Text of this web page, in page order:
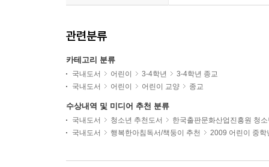
관련분류
카테고리 분류
국내도서 어린이 3-4학년
3-4학년 종교
국내도서
어린이 어린이 교양 종교
수상내역 및 미디어 추천 분류
국내도서 청소년 추천도서
한국출판문화산업진흥원 청
국내도서
행복한아침독서/책둥이 추천 2009 어린이 중학